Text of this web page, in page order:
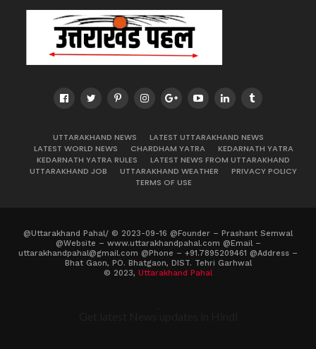
UTTARAKHAND NEWS
LATEST UTTARAKHAND NEWS
LATEST WORLD NEWS
CHARDHAM YATRA
KEDARNATH YATRA
KEDARNATH YATRA RULES
LATEST NEWS FROM UTTARAKHAND
UTTARAKHAND JOB
UTTARAKHAND WEATHER
PRIVACY POLICY
TERMS OF USE
@Uttarakhand Pahal/ © 2023-09-16 @Founder – Prashant Semwal
@Website – www.uttarakhandpahal.com @Email –
uttarakhandpahal@gmail.com @Phone – +91.7895209461 @Address –
Bhat Gaon, PO. Bhatgaon, DIST. Tehri Garhwal
© 2023, Uttarakhand Pahal